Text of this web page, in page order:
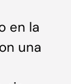
en la
una